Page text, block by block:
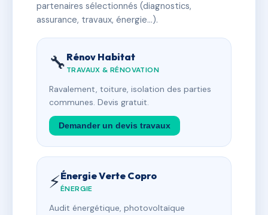
partenaires sélectionnés (diagnostics,
assurance, travaux, énergie…).
🔧 Rénov Habitat
TRAVAUX & RÉNOVATION
Ravalement, toiture, isolation des parties
communes. Devis gratuit.
Demander un devis travaux
⚡Énergie Verte Copro
ÉNERGIE
Audit énergétique, photovoltaïque